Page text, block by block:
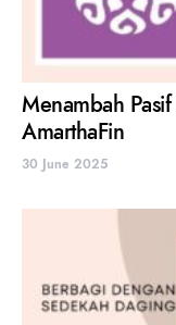
Menambah
AmarthaFin
30 June 2025